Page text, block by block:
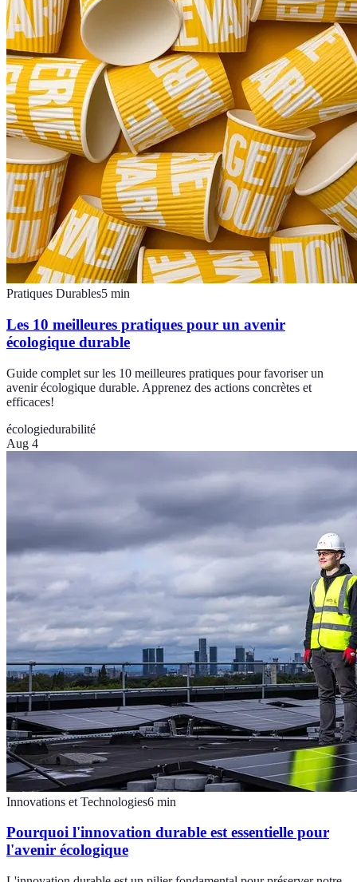
Pratiques Durables5 min
Les 10 meilleures pratiques pour un avenir
écologique durable
Guide complet sur les 10 meilleures pratiques pour favoriser un
avenir écologique durable. Apprenez des actions concrètes et
efficaces!
écologiedurabilité
Aug 4
Innovations et Technologies6 min
Pourquoi l'innovation durable est essentielle pour
l'avenir écologique